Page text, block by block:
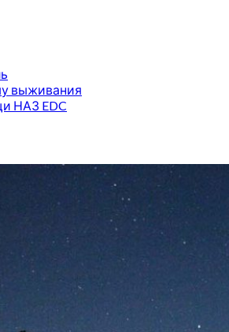
выживания
НАЗ EDC